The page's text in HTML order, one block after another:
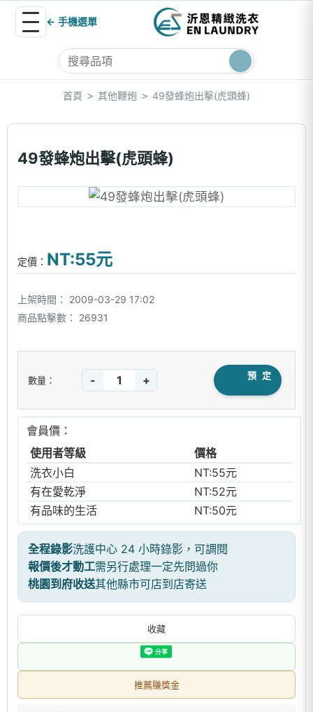
← 手機選單
首頁 > 其他鞭炮 > 49發蜂炮出擊(虎頭蜂)
49發蜂炮出擊(虎頭蜂)
定價： NT:55元
上架時間：
2009-03-29 17:02
商品點擊數：
26931
數量： - + 預 定
會員價：
使用者等級
價格
洗衣小白
NT:55元
有在愛乾淨
NT:52元
有品味的生活
NT:50元
全程錄影洗護中心 24 小時錄影，可調閱
報價後才動工需另行處理一定先問過你
桃園到府收送其他縣市可店到店寄送
收藏
推薦賺獎金